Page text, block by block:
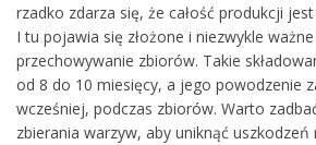
rzadko zdarza się, że całość produkcji
I tu pojawia się złożone i niezwykle
przechowywanie zbiorów. Takie
od 8 do 10 miesięcy, a jego powodzenie
wcześniej, podczas zbiorów. Warto
zbierania warzyw, aby uniknąć uszkodzeń